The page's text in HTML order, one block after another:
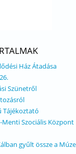
Ház Átadása
Szünetről
Tájékoztató
Szociális Központ
gyűlt össze a